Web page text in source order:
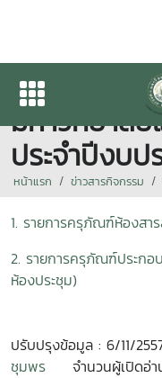
ประกาศ ประ
มหาวิทยาลั
ประจำปีงบ
หน้าแรก ข่าวสารกิจกรรม
1. รายการครุภัณฑ์ห้องสา
2. รายการครุภัณฑ์ประกอ
ห้องประชุม)
ปรับปรุงข้อมูล : 6/11/
ชุมพร
จำนวนผู้เปิดอ่